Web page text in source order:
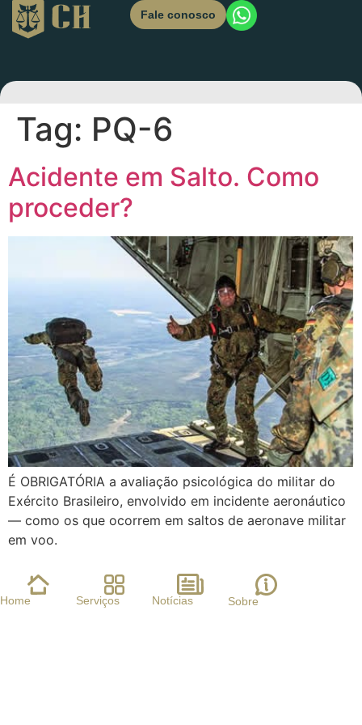
Fale conosco
Tag: PQ-6
Acidente em Salto. Como
proceder?
É OBRIGATÓRIA a avaliação psicológica do militar do
Exército Brasileiro, envolvido em incidente aeronáutico
— como os que ocorrem em saltos de aeronave militar
em voo.
Home Serviços Notícias Sobre